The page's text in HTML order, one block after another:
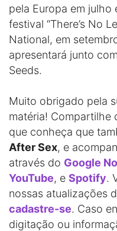
pela Europa em
festival “There’s No
National, em
apresentará junto
Seeds.
Muito obrigado pela
matéria! Compartilhe
que conheça que
After Sex, e
através do Google
YouTube, e Spotify.
nossas atualizações
cadastre-se. Caso
digitação ou